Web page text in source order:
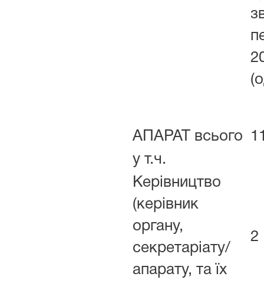
АПАРАТ всього
у т.ч.
Керівництво
(керівник
органу,
секретаріату/
апарату, та їх
2